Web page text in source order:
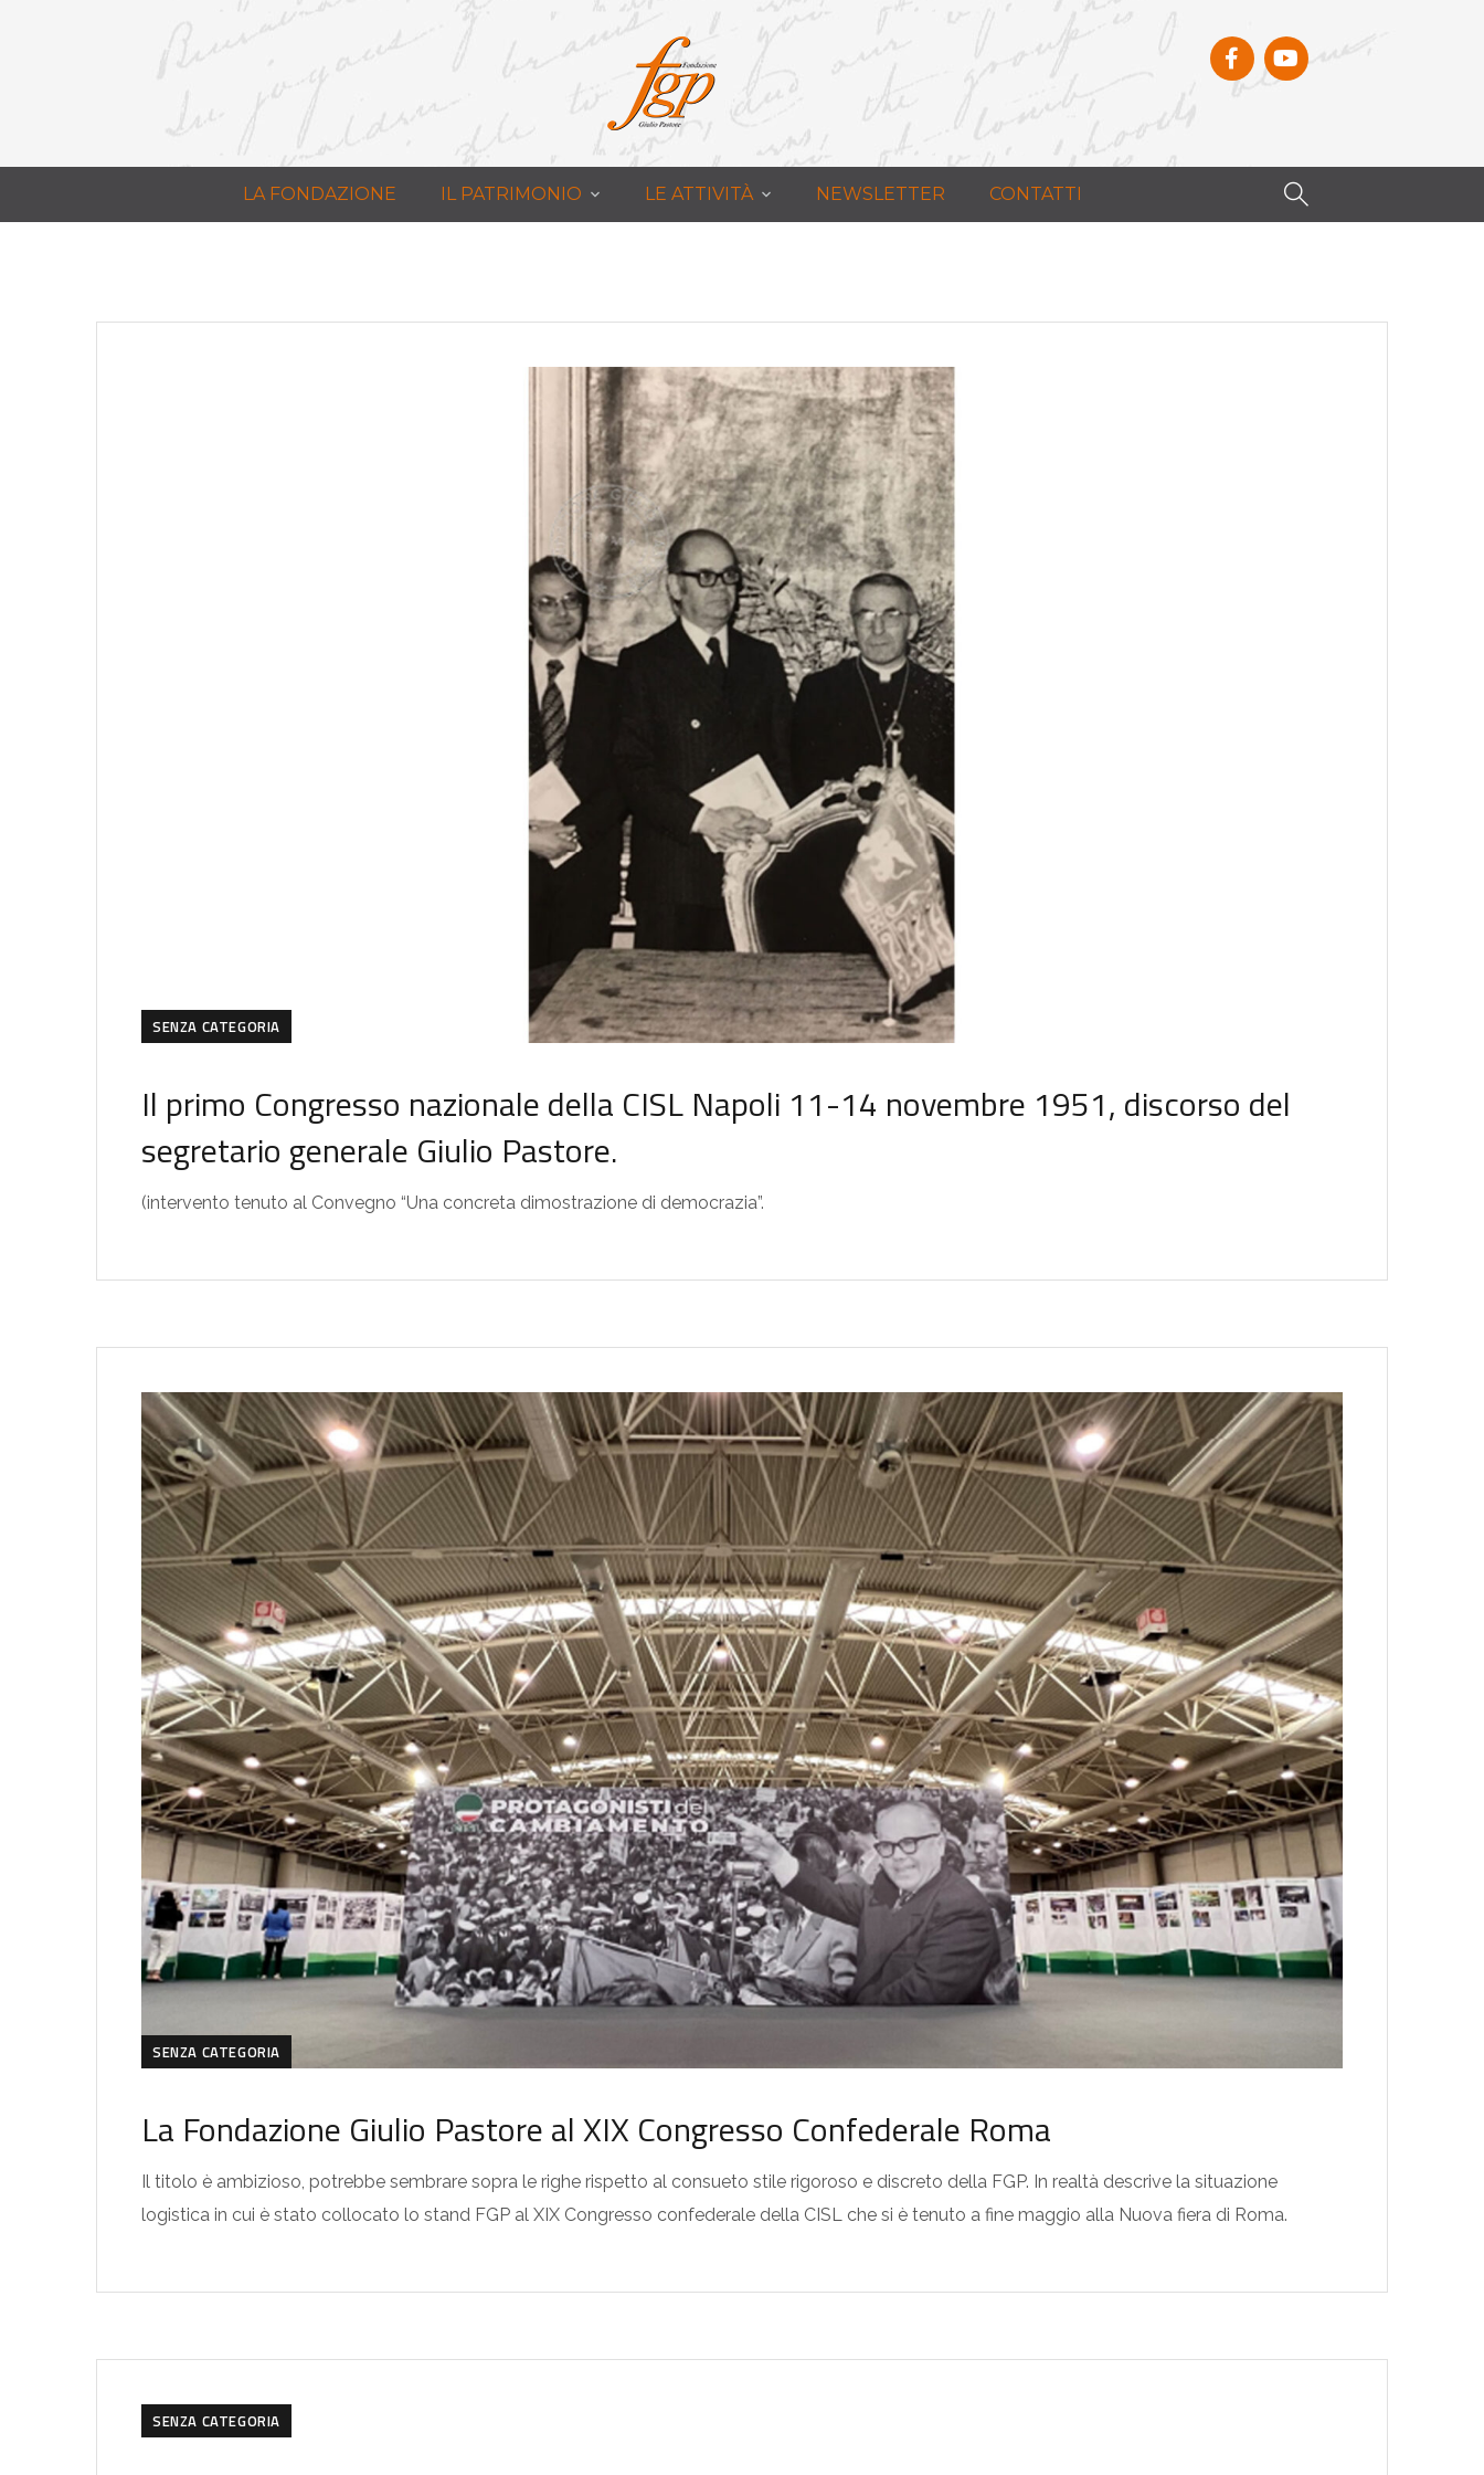
LA FONDAZIONE IL PATRIMONIO LE ATTIVITÀ NEWSLETTER CONTATTI
SENZA CATEGORIA
Il primo Congresso nazionale della CISL Napoli 11-14 novembre 1951, discorso del
segretario generale Giulio Pastore.
(intervento tenuto al Convegno “Una concreta dimostrazione di democrazia”.
SENZA CATEGORIA
La Fondazione Giulio Pastore al XIX Congresso Confederale Roma
Il titolo è ambizioso, potrebbe sembrare sopra le righe rispetto al consueto stile rigoroso e discreto della FGP. In realtà descrive la situazione
logistica in cui è stato collocato lo stand FGP al XIX Congresso confederale della CISL che si è tenuto a fine maggio alla Nuova fiera di Roma.
SENZA CATEGORIA